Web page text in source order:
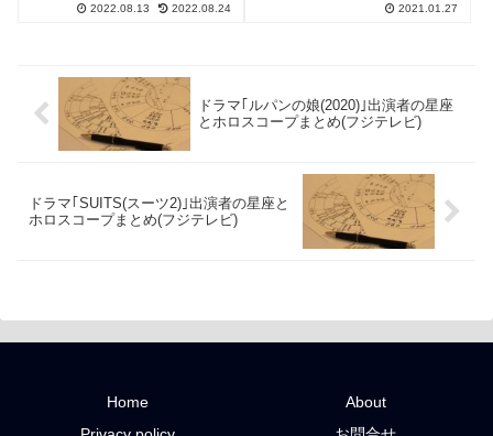
2022.08.13 2022.08.24 2021.01.27
ドラマ｢ルパンの娘(2020)｣出演者の星座
とホロスコープまとめ(フジテレビ)
ドラマ｢SUITS(スーツ2)｣出演者の星座と
ホロスコープまとめ(フジテレビ)
Home
About